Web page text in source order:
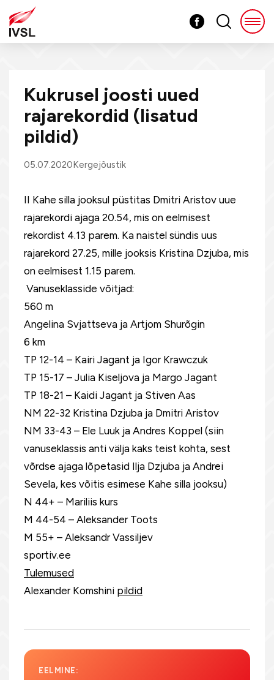
Kukrusel joosti uued
rajarekordid (lisatud
pildid)
05.07.2020Kergejõustik
II Kahe silla jooksul püstitas Dmitri Aristov uue
rajarekordi ajaga 20.54, mis on eelmisest
rekordist 4.13 parem. Ka naistel sündis uus
rajarekord 27.25, mille jooksis Kristina Dzjuba, mis
on eelmisest 1.15 parem.
Vanuseklasside võitjad:
560 m
Angelina Svjattseva ja Artjom Shurõgin
6 km
TP 12-14 – Kairi Jagant ja Igor Krawczuk
TP 15-17 – Julia Kiseljova ja Margo Jagant
TP 18-21 – Kaidi Jagant ja Stiven Aas
NM 22-32 Kristina Dzjuba ja Dmitri Aristov
NM 33-43 – Ele Luuk ja Andres Koppel (siin
vanuseklassis anti välja kaks teist kohta, sest
võrdse ajaga lõpetasid Ilja Dzjuba ja Andrei
Sevela, kes võitis esimese Kahe silla jooksu)
N 44+ – Mariliis kurs
M 44-54 – Aleksander Toots
M 55+ – Aleksandr Vassiljev
sportiv.ee
Tulemused
Alexander Komshini pildid
EELMINE: